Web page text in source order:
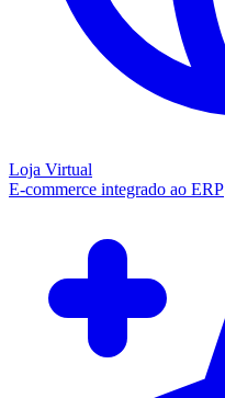
Loja Virtual
E-commerce integrado ao ERP